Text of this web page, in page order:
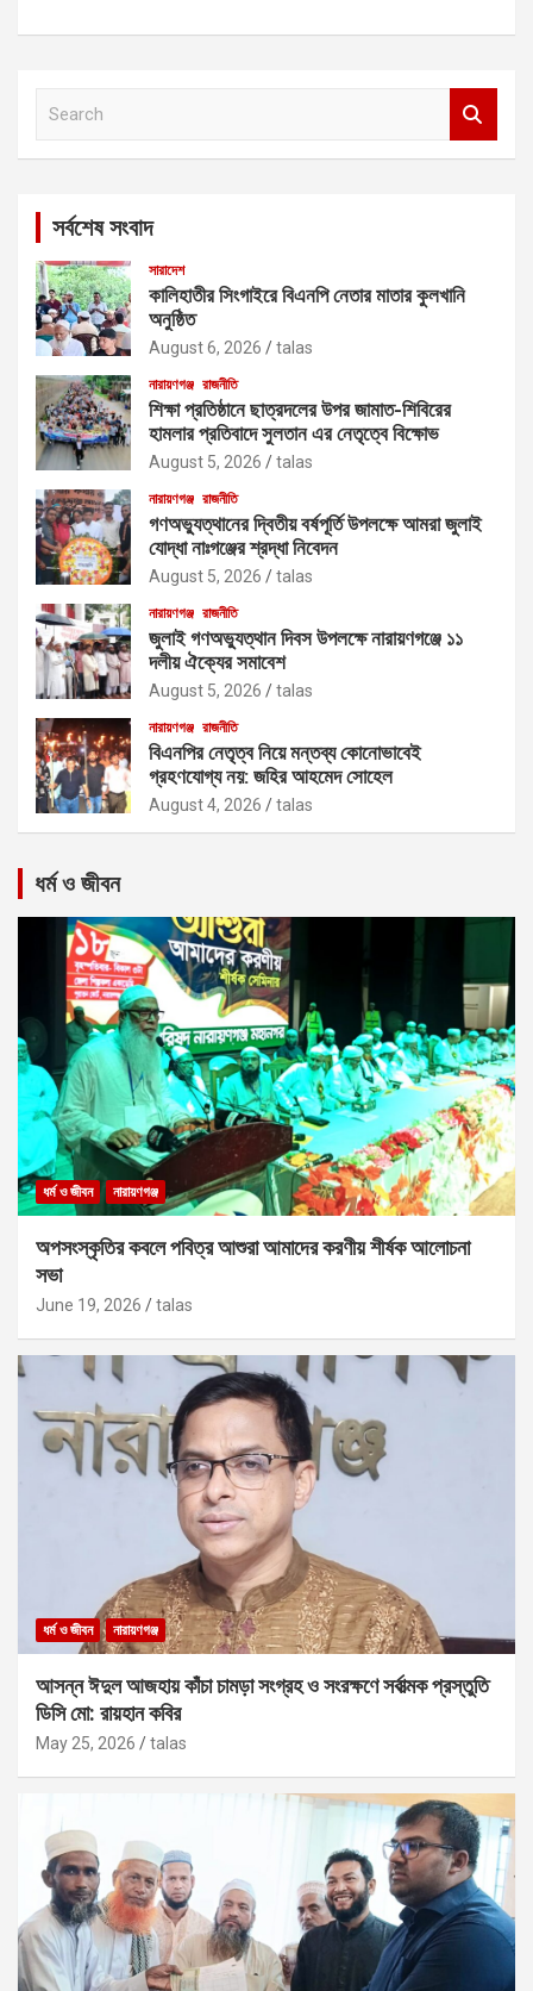
সর্বশেষ সংবাদ
সারাদেশ
কালিহাতীর সিংগাইরে বিএনপি নেতার মাতার কুলখানি
অনুষ্ঠিত
August 6, 2026 talas
নারায়ণগঞ্জ রাজনীতি
শিক্ষা প্রতিষ্ঠানে ছাত্রদলের উপর জামাত-শিবিরের
হামলার প্রতিবাদে সুলতান এর নেতৃত্বে বিক্ষোভ
August 5, 2026 talas
নারায়ণগঞ্জ রাজনীতি
গণঅভ্যুত্থানের দ্বিতীয় বর্ষপূর্তি উপলক্ষে আমরা জুলাই
যোদ্ধা নাঃগঞ্জের শ্রদ্ধা নিবেদন
August 5, 2026 talas
নারায়ণগঞ্জ রাজনীতি
জুলাই গণঅভ্যুত্থান দিবস উপলক্ষে নারায়ণগঞ্জে ১১
দলীয় ঐক্যের সমাবেশ
August 5, 2026 talas
নারায়ণগঞ্জ রাজনীতি
বিএনপির নেতৃত্ব নিয়ে মন্তব্য কোনোভাবেই
গ্রহণযোগ্য নয়: জহির আহমেদ সোহেল
August 4, 2026 talas
ধর্ম ও জীবন
ধর্ম ও জীবন নারায়ণগঞ্জ
অপসংস্কৃতির কবলে পবিত্র আশুরা আমাদের করণীয় শীর্ষক আলোচনা
সভা
June 19, 2026 talas
ধর্ম ও জীবন নারায়ণগঞ্জ
আসন্ন ঈদুল আজহায় কাঁচা চামড়া সংগ্রহ ও সংরক্ষণে সর্বাত্মক প্রস্তুতি
ডিসি মো: রায়হান কবির
May 25, 2026 talas